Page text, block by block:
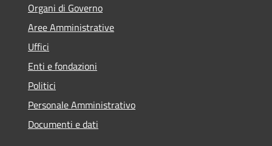
Organi di Governo
Aree Amministrative
Uffici
Enti e fondazioni
Politici
Personale Amministrativo
Documenti e dati